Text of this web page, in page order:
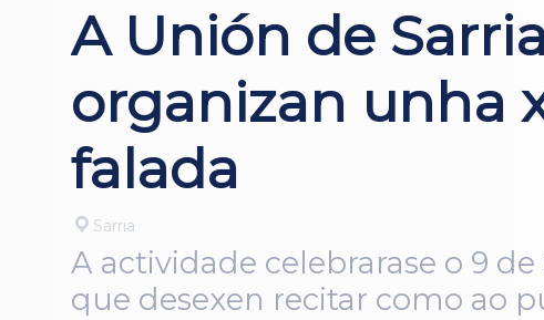
A Unión de
organizan unha
falada
Sarria
A actividade celebrarase o 9
que desexen recitar como ao